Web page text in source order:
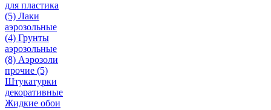
для пластика
(5) Лаки
аэрозольные
(4) Грунты
аэрозольные
(8) Аэрозоли
прочие (5)
Штукатурки
декоративные
Жидкие обои